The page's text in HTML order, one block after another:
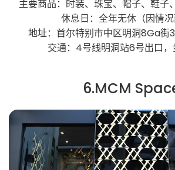
主要商品：时装、珠宝、帽子、鞋子
休息日：全年无休（因情况
地址：首尔特别市中区明洞8Ga街
交通：4号线明洞站6号出口
6.MCM